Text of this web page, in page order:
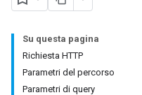
Su questa pagina
Richiesta HTTP
Parametri del percorso
Parametri di query